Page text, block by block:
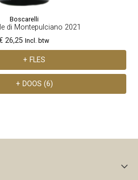
Boscarelli
di Montepulciano 2021
26,25 Incl. btw
+ FLES
+ DOOS (6)